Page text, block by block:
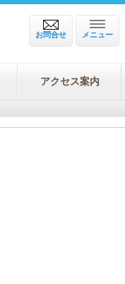
メニュー
お問合せ
アクセス案内